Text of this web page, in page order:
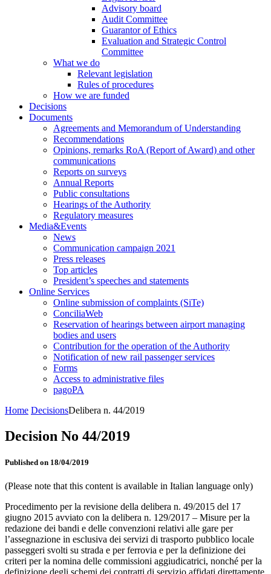
Advisory board
Audit Committee
Guarantor of Ethics
Evaluation and Strategic Control
Committee
What we do
Relevant legislation
Rules of procedures
How we are funded
Decisions
Documents
Agreements and Memorandum of Understanding
Recommendations
Opinions, remarks RoA (Report of Award) and other
communications
Reports on surveys
Annual Reports
Public consultations
Hearings of the Authority
Regulatory measures
Media&Events
News
Communication campaign 2021
Press releases
Top articles
President’s speeches and statements
Online Services
Online submission of complaints (SiTe)
ConciliaWeb
Reservation of hearings between airport managing
bodies and users
Contribution for the operation of the Authority
Notification of new rail passenger services
Forms
Access to administrative files
pagoPA
Home DecisionsDelibera n. 44/2019
Decision No 44/2019
Published on 18/04/2019
(Please note that this content is available in Italian language only)
Procedimento per la revisione della delibera n. 49/2015 del 17
giugno 2015 avviato con la delibera n. 129/2017 – Misure per la
redazione dei bandi e delle convenzioni relativi alle gare per
l’assegnazione in esclusiva dei servizi di trasporto pubblico locale
passeggeri svolti su strada e per ferrovia e per la definizione dei
criteri per la nomina delle commissioni aggiudicatrici, nonché per la